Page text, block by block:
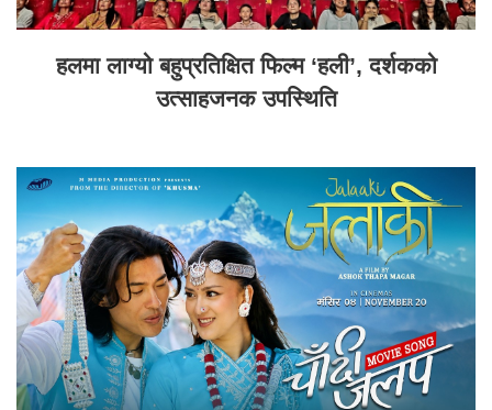
हलमा लाग्यो बहुप्रतिक्षित फिल्म ‘हली’, दर्शकको
उत्साहजनक उपस्थिति